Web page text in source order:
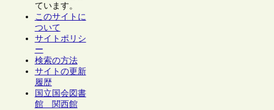
ています。
このサイトに
ついて
サイトポリシ
ー
検索の方法
サイトの更新
履歴
国立国会図書
館 関西館